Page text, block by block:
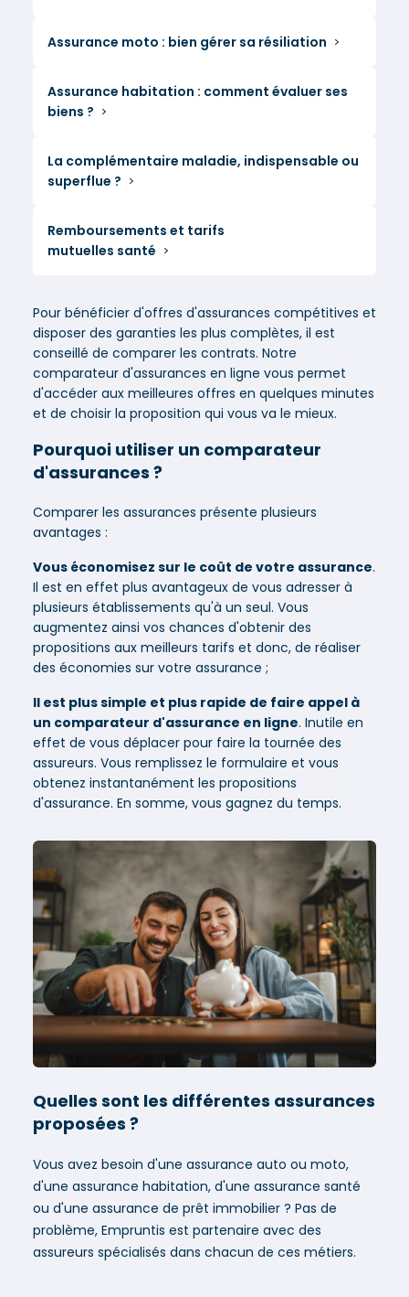
Assurance moto : bien gérer sa résiliation
Assurance habitation : comment évaluer ses
biens ?
La complémentaire maladie, indispensable ou
superflue ?
Remboursements et tarifs
mutuelles santé
Pour bénéficier d'offres d'assurances compétitives et
disposer des garanties les plus complètes, il est
conseillé de comparer les contrats. Notre
comparateur d'assurances en ligne vous permet
d'accéder aux meilleures offres en quelques minutes
et de choisir la proposition qui vous va le mieux.
Pourquoi utiliser un comparateur
d'assurances ?
Comparer les assurances présente plusieurs
avantages :
Vous économisez sur le coût de votre assurance.
Il est en effet plus avantageux de vous adresser à
plusieurs établissements qu'à un seul. Vous
augmentez ainsi vos chances d'obtenir des
propositions aux meilleurs tarifs et donc, de réaliser
des économies sur votre assurance ;
Il est plus simple et plus rapide de faire appel à
un comparateur d'assurance en ligne. Inutile en
effet de vous déplacer pour faire la tournée des
assureurs. Vous remplissez le formulaire et vous
obtenez instantanément les propositions
d'assurance. En somme, vous gagnez du temps.
Quelles sont les différentes assurances
proposées ?
Vous avez besoin d'une assurance auto ou moto,
d'une assurance habitation, d'une assurance santé
ou d'une assurance de prêt immobilier ? Pas de
problème, Empruntis est partenaire avec des
assureurs spécialisés dans chacun de ces métiers.